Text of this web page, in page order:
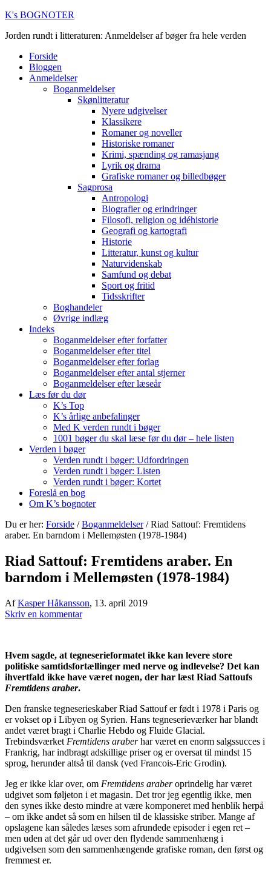
K's BOGNOTER
Jorden rundt i litteraturen: Anmeldelser af bøger fra hele verden
Forside
Bloggen
Anmeldelser
Boganmeldelser
Skønlitteratur
Nyere udgivelser
Klassikere
Romaner og noveller
Historiske romaner
Krimi, spænding og ramasjang
Lyrik og drama
Grafiske romaner og billedbøger
Sagprosa
Antropologi
Biografier og erindringer
Filosofi, religion og idéhistorie
Geografi og kartografi
Historie
Litteratur, kunst og kultur
Naturvidenskab
Samfund og debat
Sport og fritid
Tidsskrifter
Boghandeler
Øvrige indlæg
Indeks
Boganmeldelser efter forfatter
Boganmeldelser efter titel
Boganmeldelser efter forlag
Boganmeldelser efter antal stjerner
Boganmeldelser efter læseår
Læs før du dør
K’s Top
K’s årlige anbefalinger
Med K verden rundt i bøger
1001 bøger du skal læse før du dør – hele listen
Verden i bøger
Verden rundt i bøger: Udfordringen
Verden rundt i bøger: Listen
Verden rundt i bøger: Kortet
Foreslå en bog
Om K’s bognoter
Du er her: Forside / Boganmeldelser /Riad Sattouf: Fremtidens
araber. En barndom i Mellemøsten (1978-1984)
Riad Sattouf: Fremtidens araber. En
barndom i Mellemøsten (1978-1984)
AfKasper Håkansson, 13. april 2019
Skriv en kommentar
Hvem sagde, at tegneserieformatet ikke kan levere store
politiske samtidsfortællinger med nerve og indlevelse? Det kan
ihvertfald ikke have været nogen, der har læst Riad Sattoufs
Fremtidens araber.
Den franske tegneserieskaber Riad Sattouf er født i 1978 i Paris og
er vokset op i Libyen og Syrien. Hans tegneserieværker har blandt
andet været bragt i Charlie Hebdo og Fluide Glacial.
Trebindsværket Fremtidens araberhar været en enorm salgssucces i
Frankrig, har indbragt adskillige priser og er oversat til mindst 15
sprog, herunder altså til dansk (ved Francois-Eric Grodin).
Jeg er ikke klar over, om Fremtidens araberoprindelig har været
udgivet som føljeton i et magasin. Det tror jeg egentlig ikke, men
den synes ikke desto mindre at være komponeret med henblik herpå
– om ikke andet så som en hilsen til de klassiske striber. Mange af
opslagene kan således læses som afrundede episoder i egen ret –
men uden at det går ud over den flydende sammenhæng i
udgivelsen som den sammenhængende grafiske roman, den først og
fremmest er.